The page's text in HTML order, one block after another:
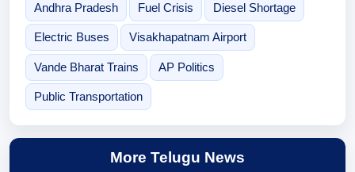
Andhra Pradesh Fuel Crisis Diesel Shortage
Electric Buses Visakhapatnam Airport
Vande Bharat Trains AP Politics
Public Transportation
More Telugu News